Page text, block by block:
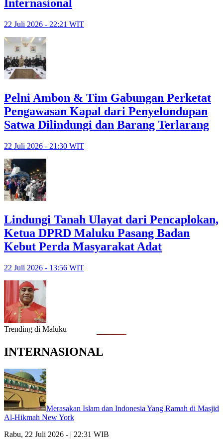
Internasional
22 Juli 2026 - 22:21 WIT
Pelni Ambon & Tim Gabungan Perketat
Pengawasan Kapal dari Penyelundupan
Satwa Dilindungi dan Barang Terlarang
22 Juli 2026 - 21:30 WIT
Lindungi Tanah Ulayat dari Pencaplokan,
Ketua DPRD Maluku Pasang Badan
Kebut Perda Masyarakat Adat
22 Juli 2026 - 13:56 WIT
Trending di Maluku
INTERNASIONAL
Merasakan Islam dan Indonesia Yang Ramah di Masjid
Al-Hikmah New York
Rabu, 22 Juli 2026 - | 22:31 WIB